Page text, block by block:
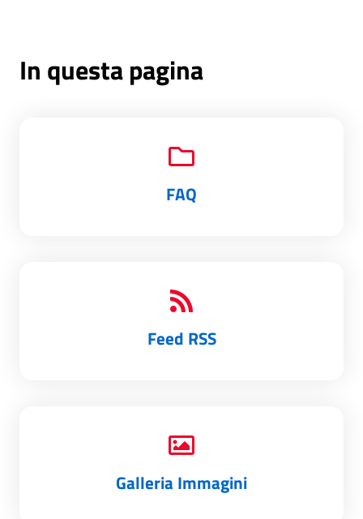
In questa pagina
FAQ
Feed RSS
Galleria Immagini